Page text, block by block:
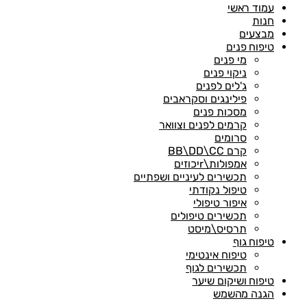
עמוד ראשי
חנות
מבצעים
טיפוח פנים
מי פנים
ניקוי פנים
ג'לים לפנים
פילינגים וסקראבים
מסכות פנים
קרמים לפנים וצוואר
סרומים
קרם BB\DD\CC
אמפולות\rיכוזים
תכשירים לעיניים ושפתיים
טיפול נקודתי
איפור טיפולי
תכשירים טיפולים
תרסיס\מיסט
טיפוח גוף
טיפוח אינטימי
תכשירים לגוף
טיפוח ושיקום שיער
הגנה מהשמש